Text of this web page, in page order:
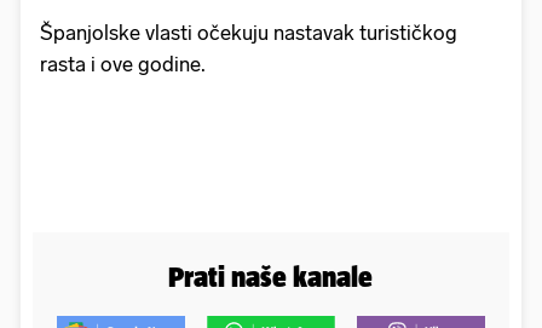
Španjolske vlasti očekuju nastavak turističkog
rasta i ove godine.
Prati naše kanale